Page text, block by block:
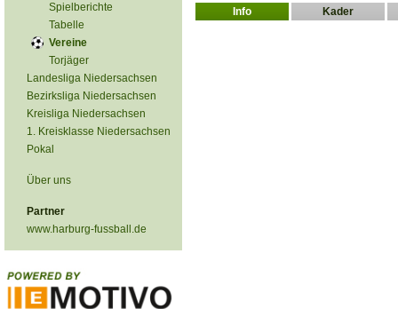
Spielberichte
Tabelle
Vereine
Torjäger
Landesliga Niedersachsen
Bezirksliga Niedersachsen
Kreisliga Niedersachsen
1. Kreisklasse Niedersachsen
Pokal
Über uns
Partner
www.harburg-fussball.de
Info Kader